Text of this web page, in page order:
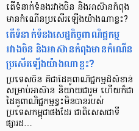
តើទំនាក់ទំនងរវាងចិន និងអាស៊ានកំពុង
មានកំណើនប្រសើរឡើងយ៉ាងណាខ្លះ?
តើទំនាក់ទំនងសេដ្ឋកិច្ចពាណិជ្ជកម្ម
រវាងចិន និងអាស៊ានកំពុងមានកំណើន
ប្រសើរឡើងយ៉ាងណាខ្លះ?
ប្រទេសចិន គឺជាដៃគូពាណិជ្ជកម្មដ៏សំខាន់
សម្រាប់អាស៊ាន និយាយជារួម ហើយក៏ជា
ដៃគូពាណិជ្ជកម្មខ្វះមិនបានរបស់
ប្រទេសកម្ពុជាផងដែរ ជាពិសេសជាទី
ផ្សារដ…